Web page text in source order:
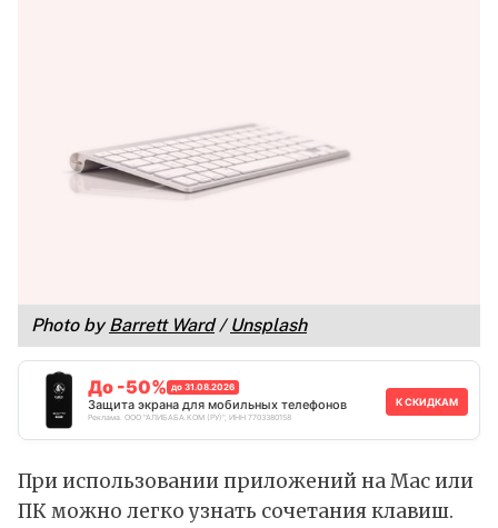
Photo by Barrett Ward/Unsplash
До -50% до 31.08.2026
Защита экрана для мобильных телефонов
Реклама. ООО "АЛИБАБА.КОМ (РУ)", ИНН 7703380158
К СКИДКАМ
При использовании приложений на Mac или
ПК можно легко узнать сочетания клавиш.